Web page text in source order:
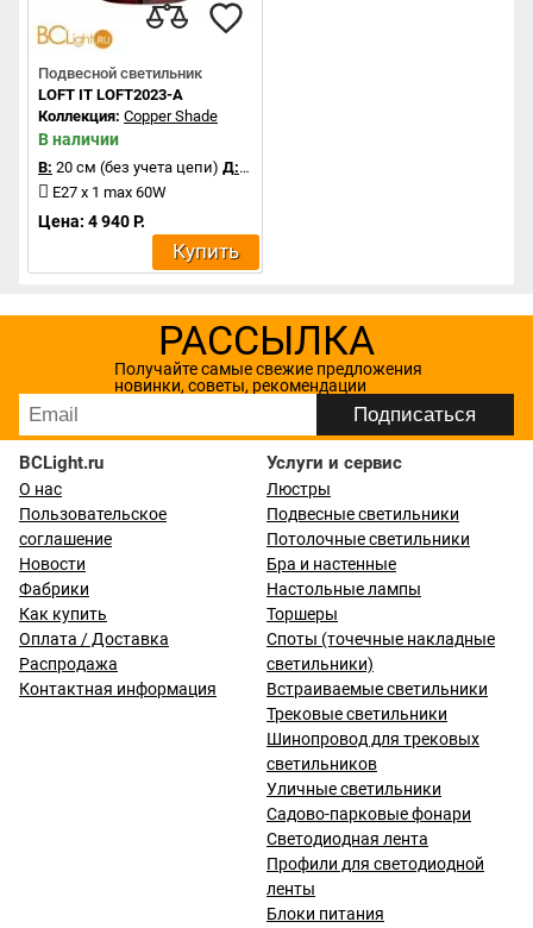
Подвесной светильник
LOFT IT LOFT2023-A
Коллекция: Copper Shade
В наличии
В: 20 см (без учета цепи) Д:20 см
E27 x 1 max 60W
Цена: 4 940 Р.
Купить
РАССЫЛКА
Получайте самые свежие предложения
новинки, советы, рекомендации
BCLight.ru
О нас
Пользовательское
соглашение
Новости
Фабрики
Как купить
Оплата / Доставка
Распродажа
Контактная информация
Услуги и сервис
Люстры
Подвесные светильники
Потолочные светильники
Бра и настенные
Настольные лампы
Торшеры
Споты (точечные накладные
светильники)
Встраиваемые светильники
Трековые светильники
Шинопровод для трековых
светильников
Уличные светильники
Садово-парковые фонари
Светодиодная лента
Профили для светодиодной
ленты
Блоки питания